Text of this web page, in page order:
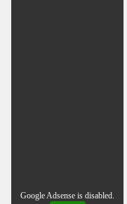
Google Adsense is disabled.